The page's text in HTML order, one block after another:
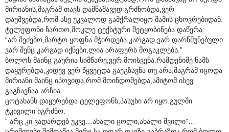
მირიანის,მაგრამ თავს დამნაშავედ გრძნობდა,ვერ
დაუშვებდა,რომ ასე უკვალოდ გამქრალიყო მამის ცხოვრებიდან.
ტელეფონი ჩართო,მოკლე ტექსტური შეტყობინება დაწერა:
“არ მეძებო,მარტო ყოფნა მჭირდება,კარგად ვარ.დარწმუნებული
ვარ შენც კარგად იქნები,ლია არაფერს მოგაკლებს.”
ბოლოს მაინც გაურია სიმწარე,ვერ მოისვენა.რამდენიმე წამს
დაყურებდა,კიდევ ვერ წყვეტდა გაეგზავნა თუ არა,მაგრამ იცოდა
მირიანი მაინც იპოვიდა,რომ მოინდომებდა,ამიტომ ისევ
გაგზავნაა არჩია.
ცოტახანს დაყურებდა ტელეფონს,პასუხი არ იყო.გულში
ტკივილი იგრძნო.
“ არც კი ვადარდებ უკვე…ახალი ცოლი,ახალი შვილი”…